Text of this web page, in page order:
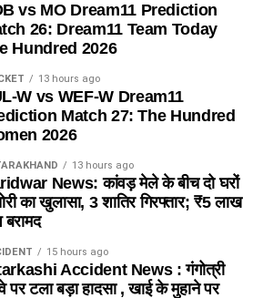
vs MO Dream11 Prediction
26: Dream11 Team Today
Hundred 2026
13 hours ago
W vs WEF-W Dream11
Match 27: The Hundred
2026
13 hours ago
News: कांवड़ मेले के बीच दो घरों
का खुलासा, 3 शातिर गिरफ्तार; ₹5 लाख
15 hours ago
Accident News : गंगोत्री
पर टला बड़ा हादसा , खाई के मुहाने पर